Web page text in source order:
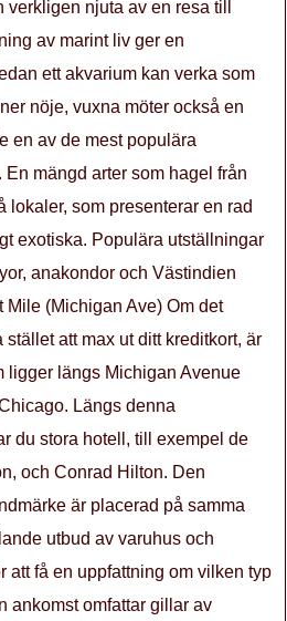
njuta av en resa till
av marint liv ger en
ett akvarium kan verka som
nöje, vuxna möter också en
en av de mest populära
mängd arter som hagel från
lokaler, som presenterar en rad
exotiska. Populära utställningar
anakondor och Västindien
Mile (Michigan Ave) Om det
att max ut ditt kreditkort, är
ligger längs Michigan Avenue
Längs denna
du stora hotell, till exempel de
och Conrad Hilton. Den
är placerad på samma
utbud av varuhus och
att få en uppfattning om vilken typ
ankomst omfattar gillar av